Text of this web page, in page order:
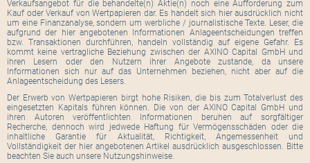
Verkaufsangebot für die behandelte(n) Aktie(n) noch eine Aufforderung zum
Kauf oder Verkauf von Wertpapieren dar. Es handelt sich hier ausdrücklich nicht
um eine Finanzanalyse, sondern um werbliche / journalistische Texte. Leser, die
aufgrund der hier angebotenen Informationen Anlageentscheidungen treffen
bzw. Transaktionen durchführen, handeln vollständig auf eigene Gefahr. Es
kommt keine vertragliche Beziehung zwischen der AXINO Capital GmbH und
ihren Lesern oder den Nutzern ihrer Angebote zustande, da unsere
Informationen sich nur auf das Unternehmen beziehen, nicht aber auf die
Anlageentscheidung des Lesers.
Der Erwerb von Wertpapieren birgt hohe Risiken, die bis zum Totalverlust des
eingesetzten Kapitals führen können. Die von der AXINO Capital GmbH und
ihren Autoren veröffentlichten Informationen beruhen auf sorgfältiger
Recherche, dennoch wird jedwede Haftung für Vermögensschäden oder die
inhaltliche Garantie für Aktualität, Richtigkeit, Angemessenheit und
Vollständigkeit der hier angebotenen Artikel ausdrücklich ausgeschlossen. Bitte
beachten Sie auch unsere Nutzungshinweise.